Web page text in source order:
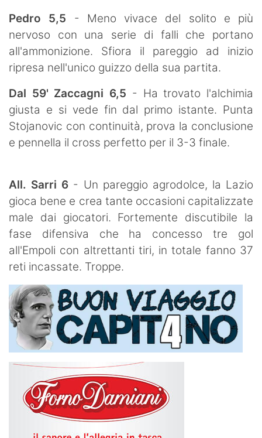
Pedro 5,5 - Meno vivace del solito e più
nervoso con una serie di falli che portano
all'ammonizione. Sfiora il pareggio ad inizio
ripresa nell'unico guizzo della sua partita.
Dal 59' Zaccagni 6,5 - Ha trovato l'alchimia
giusta e si vede fin dal primo istante. Punta
Stojanovic con continuità, prova la conclusione
e pennella il cross perfetto per il 3-3 finale.
All. Sarri 6 - Un pareggio agrodolce, la Lazio
gioca bene e crea tante occasioni capitalizzate
male dai giocatori. Fortemente discutibile la
fase difensiva che ha concesso tre gol
all'Empoli con altrettanti tiri, in totale fanno 37
reti incassate. Troppe.